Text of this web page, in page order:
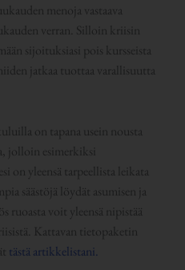
menoja vastaava
verran. Silloin kriisin
sijoituksiasi pois kursseista
jatkaa tuottaa varallisuutta
on tapana usein nousta
jolloin esimerkiksi
on yleensä tarpeellista leikata
säästöjä löydät asumisen ja
ruoasta voit yleensä nipistää
Kattavan tietopaketin
tästä artikkelistani.